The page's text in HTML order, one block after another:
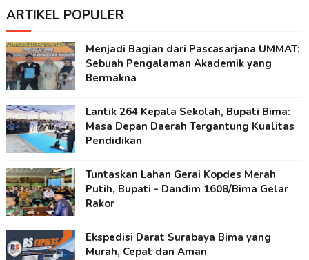
ARTIKEL POPULER
Menjadi Bagian dari Pascasarjana UMMAT:
Sebuah Pengalaman Akademik yang
Bermakna
Lantik 264 Kepala Sekolah, Bupati Bima:
Masa Depan Daerah Tergantung Kualitas
Pendidikan
Tuntaskan Lahan Gerai Kopdes Merah
Putih, Bupati - Dandim 1608/Bima Gelar
Rakor
Ekspedisi Darat Surabaya Bima yang
Murah, Cepat dan Aman